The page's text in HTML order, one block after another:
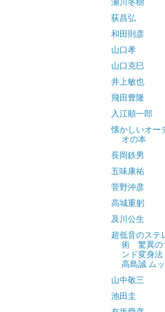
荻昌弘
和田則彦
山口孝
山口克巳
井上敏也
飛田豊隆
入江順一郎
懐かしいオー
オの本
長岡鉄男
五味康祐
菅野沖彦
高城重躬
及川公生
超低音のステ
術 驚異の
ンド変身法
高島誠 ム
山中敬三
池田圭